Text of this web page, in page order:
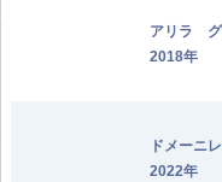
アリラ
2018年
ドメー
2022年